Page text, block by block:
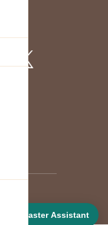
DanceMaster Assistant